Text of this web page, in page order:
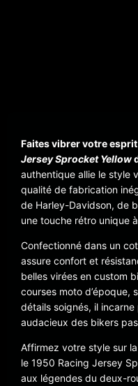
Faites vibrer votre
Jersey Sprocket Yellow
authentique allie le style
qualité de fabrication
de Harley-Davidson, de
une touche rétro unique
Confectionné dans un
assure confort et
belles virées en custom
courses moto d’époque,
détails soignés, il
audacieux des bikers
Affirmez votre style sur
le 1950 Racing Jersey
aux légendes du deux-